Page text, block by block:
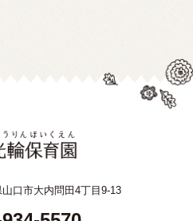
口市大内問田4丁目9-13